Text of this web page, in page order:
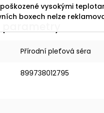
vysokými
boxech nelze
Přírodní pleťová séra
899738012795